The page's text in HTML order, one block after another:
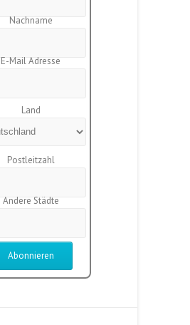
Nachname
E-Mail Adresse
Land
Postleitzahl
Andere Städte